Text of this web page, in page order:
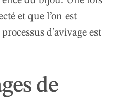
et que l’on est
d’avivage est
de